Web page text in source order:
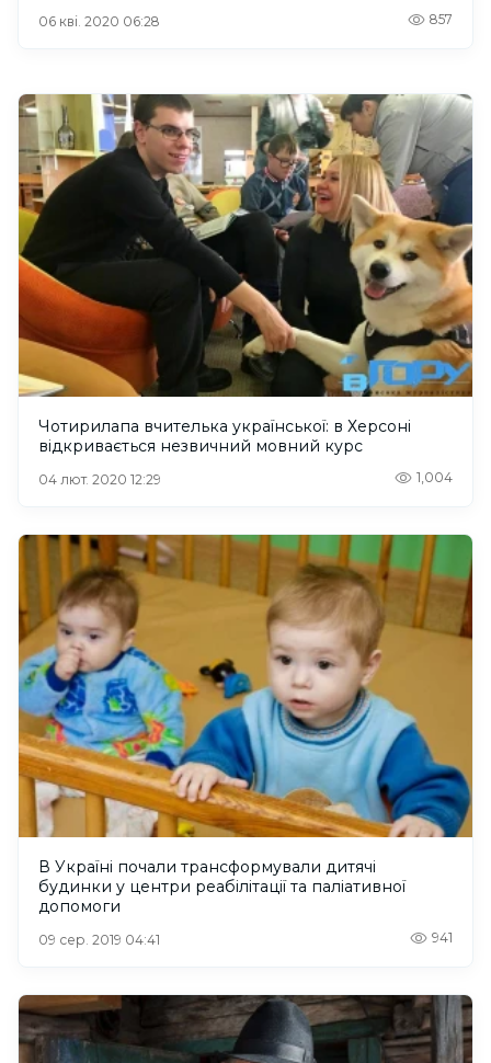
06 кві. 2020 06:28 857
Чотирилапа вчителька української: в Херсоні
відкривається незвичний мовний курс
04 лют. 2020 12:29 1,004
В Україні почали трансформували дитячі
будинки у центри реабілітації та паліативної
допомоги
09 сер. 2019 04:41 941